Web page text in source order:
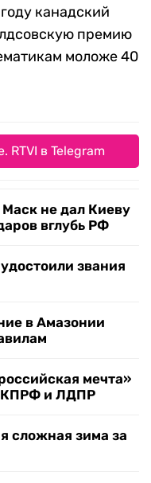
канадский
премию
моложе 40
RTVI в Telegram
не дал Киеву
вглубь РФ
звания
в Амазонии
мечта»
КПРФ и ЛДПР
сложная зима за